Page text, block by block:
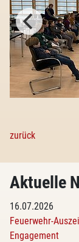
zurück
Aktuelle
16.07.2026
Feuerwehr-
Engagement